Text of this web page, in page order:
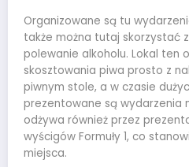
Organizowane są tu
także można tutaj skorzystać
polewanie alkoholu. Lokal ten
skosztowania piwa prosto z
piwnym stole, a w czasie
prezentowane są wydarzenia
odżywa również przez
wyścigów Formuły 1, co
miejsca.